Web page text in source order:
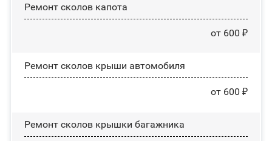
Ремонт сколов капота
от 600 ₽
Ремонт сколов крыши автомобиля
от 600 ₽
Ремонт сколов крышки багажника